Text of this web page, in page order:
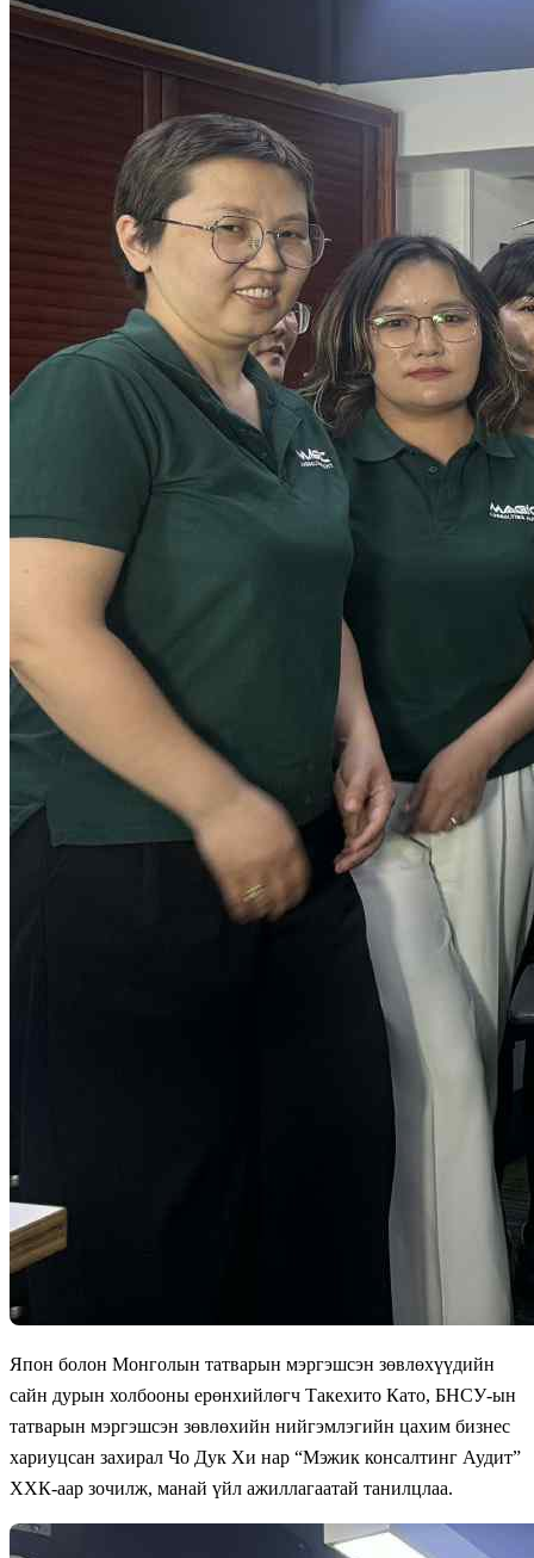
Япон болон Монголын татварын мэргэшсэн зөвлөхүүдийн
сайн дурын холбооны ерөнхийлөгч Такехито Като, БНСУ-ын
татварын мэргэшсэн зөвлөхийн нийгэмлэгийн цахим бизнес
хариуцсан захирал Чо Дук Хи нар “Мэжик консалтинг Аудит”
ХХК-аар зочилж, манай үйл ажиллагаатай танилцлаа.